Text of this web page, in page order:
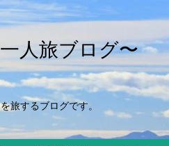
人旅ブログ〜
旅するブログです。